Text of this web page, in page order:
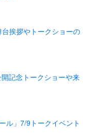
台挨拶やトークショーの
記念トークショーや来
ル」7/9トークイベント